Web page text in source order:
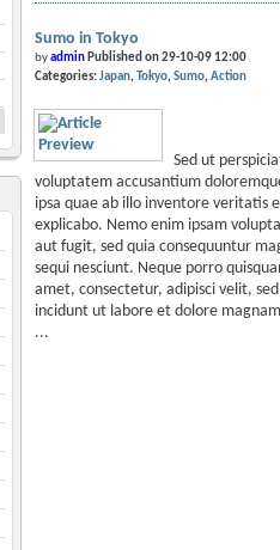
Sumo in Tokyo
byadmin Published on 29-10-09 12:00
Categories:Japan Tokyo Sumo Action
Sed ut
voluptatem accusantium
ipsa quae ab illo inventore veritatis
explicabo. Nemo enim ipsam
aut fugit, sed quia consequuntur
sequi nesciunt. Neque porro
amet, consectetur, adipisci velit,
incidunt ut labore et dolore
...